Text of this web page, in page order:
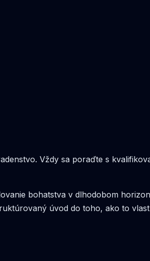
Vždy sa poraďte s
bohatstva v dlhodobom
úvod do toho, ako to